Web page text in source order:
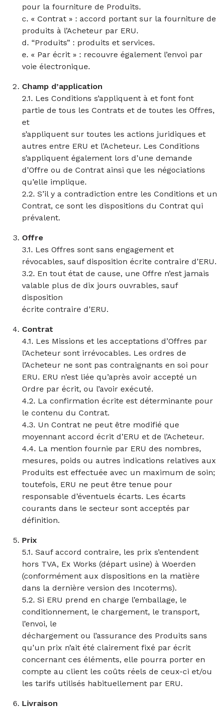
pour la fourniture de Produits.
c. « Contrat » : accord portant sur la fourniture de
produits à l’Acheteur par ERU.
d. “Produits” : produits et services.
e. « Par écrit » : recouvre également l’envoi par
voie électronique.
Champ d’application
2.1. Les Conditions s’appliquent à et font font
partie de tous les Contrats et de toutes les Offres,
et
s’appliquent sur toutes les actions juridiques et
autres entre ERU et l’Acheteur. Les Conditions
s’appliquent également lors d’une demande
d’Offre ou de Contrat ainsi que les négociations
qu’elle implique.
2.2. S’il y a contradiction entre les Conditions et un
Contrat, ce sont les dispositions du Contrat qui
prévalent.
Offre
3.1. Les Offres sont sans engagement et
révocables, sauf disposition écrite contraire d’ERU.
3.2. En tout état de cause, une Offre n’est jamais
valable plus de dix jours ouvrables, sauf
disposition
écrite contraire d’ERU.
Contrat
4.1. Les Missions et les acceptations d’Offres par
l’Acheteur sont irrévocables. Les ordres de
l’Acheteur ne sont pas contraignants en soi pour
ERU. ERU n’est liée qu’après avoir accepté un
Ordre par écrit, ou l’avoir exécuté.
4.2. La confirmation écrite est déterminante pour
le contenu du Contrat.
4.3. Un Contrat ne peut être modifié que
moyennant accord écrit d’ERU et de l’Acheteur.
4.4. La mention fournie par ERU des nombres,
mesures, poids ou autres indications relatives aux
Produits est effectuée avec un maximum de soin;
toutefois, ERU ne peut être tenue pour
responsable d’éventuels écarts. Les écarts
courants dans le secteur sont acceptés par
définition.
Prix
5.1. Sauf accord contraire, les prix s’entendent
hors TVA, Ex Works (départ usine) à Woerden
(conformément aux dispositions en la matière
dans la dernière version des Incoterms).
5.2. Si ERU prend en charge l’emballage, le
conditionnement, le chargement, le transport,
l’envoi, le
déchargement ou l’assurance des Produits sans
qu’un prix n’ait été clairement fixé par écrit
concernant ces éléments, elle pourra porter en
compte au client les coûts réels de ceux-ci et/ou
les tarifs utilisés habituellement par ERU.
Livraison